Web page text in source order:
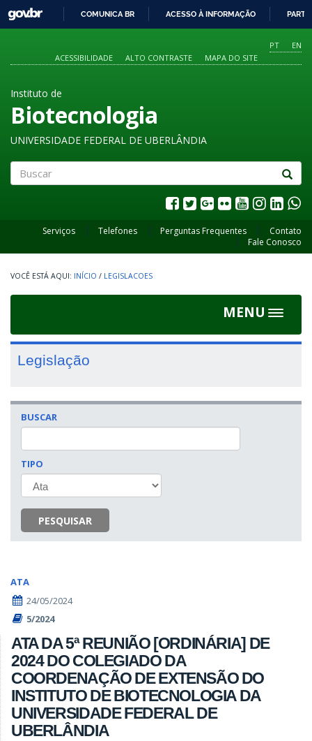
O
CONTEÚDO
GOVBR
COMUNICA BR ACESSO À INFORMAÇÃO
PT
EN
ACESSIBILIDADE
ALTO CONTRASTE MAPA DO SITE
Instituto de
Biotecnologia
UNIVERSIDADE FEDERAL DE UBERLÂNDIA
Serviços Telefones Perguntas Frequentes
Contato
Fale Conosco
INÍCIO / LEGISLACOES
MENU
Toggle
Legislação
BUSCAR
TIPO
PESQUISAR
ATA
24/05/2024
5/2024
ATA DA 5ª REUNIÃO [ORDINÁRIA] DE
2024 DO COLEGIADO DA
COORDENAÇÃO DE EXTENSÃO DO
INSTITUTO DE BIOTECNOLOGIA DA
UNIVERSIDADE FEDERAL DE
UBERLÂNDIA